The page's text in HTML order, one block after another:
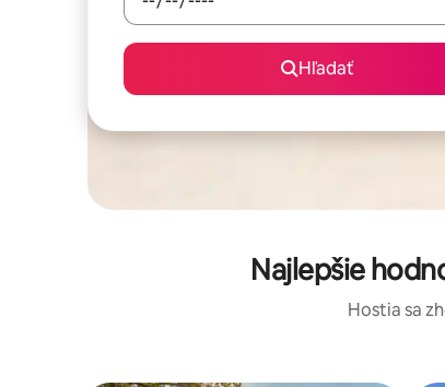
Hľadať
Najlepšie
Hostia sa